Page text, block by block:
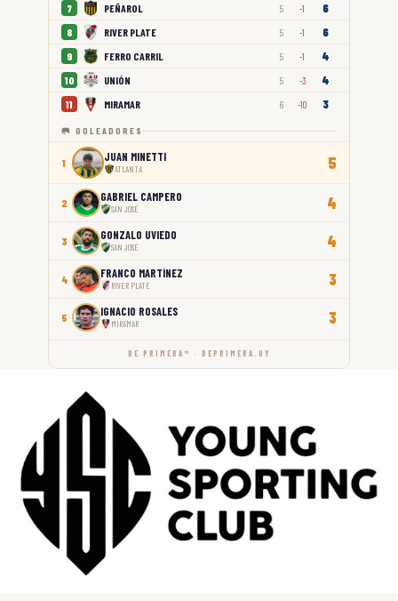
7 PEÑAROL 5 -1 6
8 RIVER PLATE 5 -1 6
9 FERRO CARRIL 5 -1 4
10 UNIÓN 5 -3 4
11 MIRAMAR 6 -10 3
🥅 GOLEADORES
1 JUAN MINETTI
ATLANTA 5
2 GABRIEL CAMPERO
SAN JOSÉ 4
3 GONZALO UVIEDO
SAN JOSÉ 4
4 FRANCO MARTÍNEZ
RIVER PLATE 3
5 IGNACIO ROSALES
MIRAMAR 3
DE PRIMERA™ · DEPRIMERA.UY